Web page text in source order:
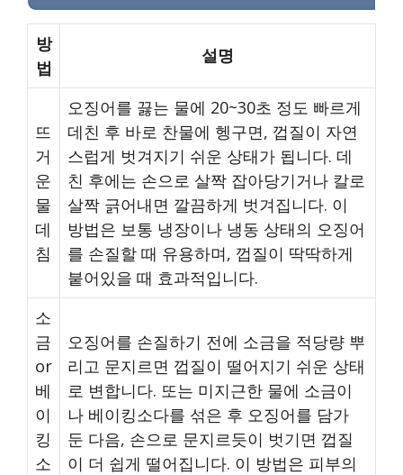
방
법
설명
뜨
거
운
물
데
침
오징어를 끓는 물에 20~30초 정도 빠르게
데친 후 바로 찬물에 헹구면, 껍질이 자연
스럽게 벗겨지기 쉬운 상태가 됩니다. 데
친 후에는 손으로 살짝 잡아당기거나 칼로
살짝 긁어내면 깔끔하게 벗겨집니다. 이
방법은 보통 냉장이나 냉동 상태의 오징어
를 손질할 때 유용하며, 껍질이 딱딱하게
붙어있을 때 효과적입니다.
소
금
or
베
이
킹
소
오징어를 손질하기 전에 소금을 적당량 뿌
리고 문지르면 껍질이 떨어지기 쉬운 상태
로 변합니다. 또는 미지근한 물에 소금이
나 베이킹소다를 섞은 후 오징어를 담가
둔 다음, 손으로 문지르듯이 벗기면 껍질
이 더 쉽게 떨어집니다. 이 방법은 피부의